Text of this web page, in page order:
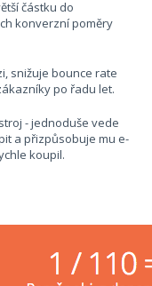
částku do
konverzní poměry
snižuje bounce rate
po řadu let.
- jednoduše vede
a přizpůsobuje mu e-
koupil.